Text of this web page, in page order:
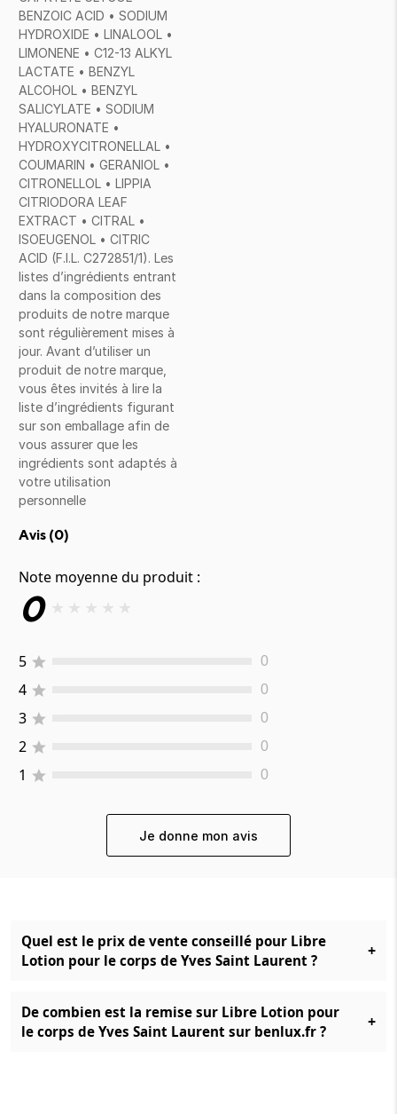
BENZOIC ACID • SODIUM
HYDROXIDE • LINALOOL •
LIMONENE • C12-13 ALKYL
LACTATE • BENZYL
ALCOHOL • BENZYL
SALICYLATE • SODIUM
HYALURONATE •
HYDROXYCITRONELLAL •
COUMARIN • GERANIOL •
CITRONELLOL • LIPPIA
CITRIODORA LEAF
EXTRACT • CITRAL •
ISOEUGENOL • CITRIC
ACID (F.I.L. C272851/1). Les
listes d’ingrédients entrant
dans la composition des
produits de notre marque
sont régulièrement mises à
jour. Avant d’utiliser un
produit de notre marque,
vous êtes invités à lire la
liste d’ingrédients figurant
sur son emballage afin de
vous assurer que les
ingrédients sont adaptés à
votre utilisation
personnelle
Avis (0)
Note moyenne du produit :
0 ★ ★ ★ ★ ★
5 0
4 0
3 0
2 0
1 0
Je donne mon avis
Quel est le prix de vente conseillé pour Libre
Lotion pour le corps de Yves Saint Laurent ?
+
De combien est la remise sur Libre Lotion pour
le corps de Yves Saint Laurent sur benlux.fr ?
+